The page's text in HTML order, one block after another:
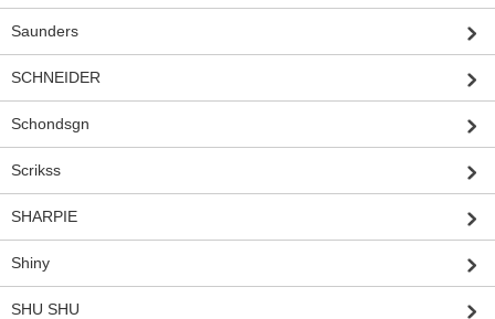
Saunders
SCHNEIDER
Schondsgn
Scrikss
SHARPIE
Shiny
SHU SHU